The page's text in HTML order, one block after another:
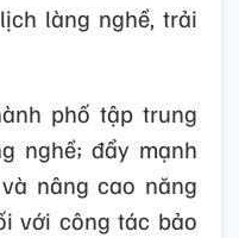
làng nghề, trải
phố tập trung
nghề; đẩy mạnh
nâng cao năng
với công tác bảo